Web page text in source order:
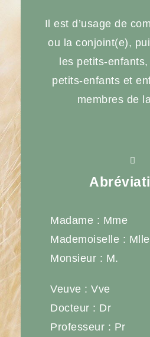
Il est d’usage de
ou la conjoint(e),
les petits-
petits-enfants et
membres de
Madame : Mme
Mademoiselle : Mlle
Monsieur : M.
Veuve : Vve
Docteur : Dr
Professeur : Pr